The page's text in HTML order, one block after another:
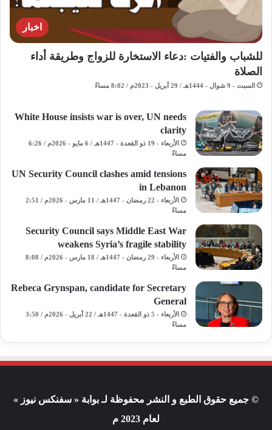
اخبار
للشباب والفتيات :دعاء الاستخارة للزواج وطريقة أداء
الصلاة
السبت - 9 شوال - 1444هـ / 29 أبريل - 2023م / 8:02 مساءً
White House insists war is over, UN needs
clarity
الأربعاء - 19 ذو القعدة - 1447هـ / 6 مايو - 2026م / 6:26
مساءً
UN Security Council clashes amid tensions
in Lebanon
الأربعاء - 22 رمضان - 1447هـ / 11 مارس - 2026م / 2:51
مساءً
Security Council says Middle East War
weakens Syria’s fragile stability
الأربعاء - 29 رمضان - 1447هـ / 18 مارس - 2026م / 8:08
مساءً
Rebeca Grynspan, candidate for Secretary
General
الأربعاء - 5 ذو القعدة - 1447هـ / 22 أبريل - 2026م / 3:50
مساءً
© جميع حقوق الطبع و النشر محفوظة لـ بوابة « سفنكس نيوز »
لعام 2023 م